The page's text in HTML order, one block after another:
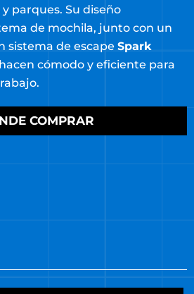
parques. Su diseño
de mochila, junto con un
sistema de escape Spark
cómodo y eficiente para
COMPRAR